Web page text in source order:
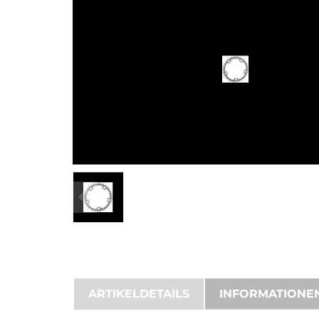
ARTIKELDETAILS